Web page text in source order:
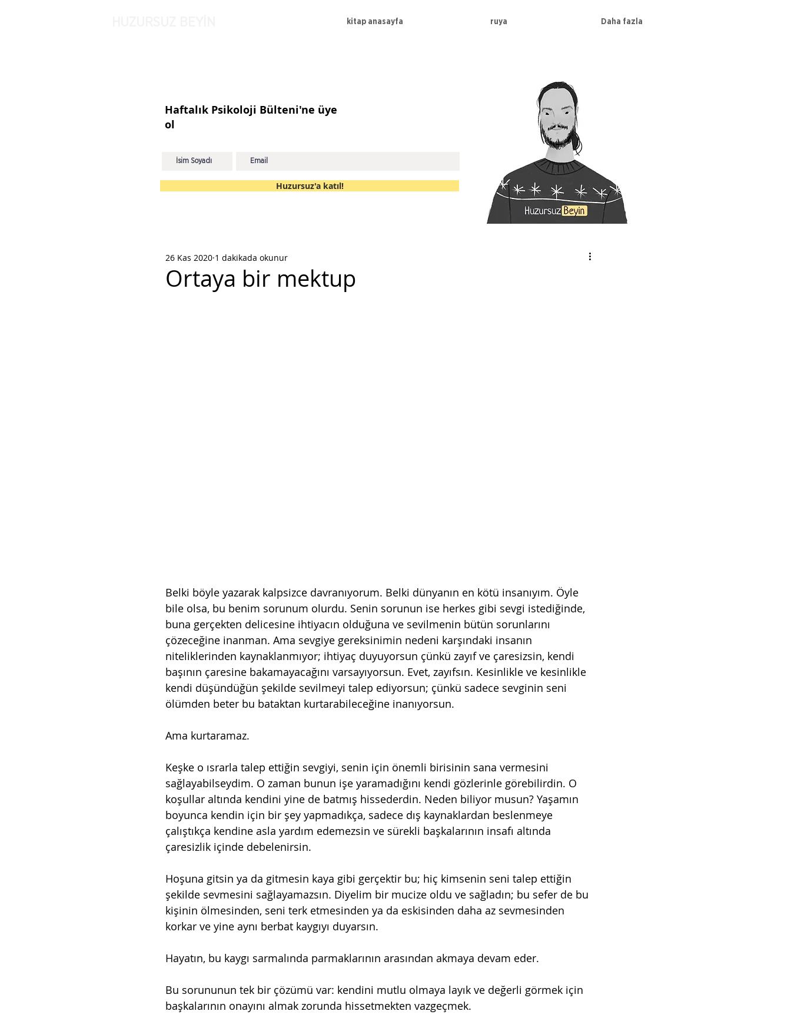
kitap anasayfa ruya Daha fazla
Haftalık Psikoloji Bülteni'ne üye
ol
Huzursuz'a katıl!
Ortaya bir mektup
26 Kas 2020 1 dakikada okunur
Belki böyle yazarak kalpsizce davranıyorum. Belki dünyanın en kötü insanıyım. Öyle
bile olsa, bu benim sorunum olurdu. Senin sorunun ise herkes gibi sevgi istediğinde,
buna gerçekten delicesine ihtiyacın olduğuna ve sevilmenin bütün sorunlarını
çözeceğine inanman. Ama sevgiye gereksinimin nedeni karşındaki insanın
niteliklerinden kaynaklanmıyor; ihtiyaç duyuyorsun çünkü zayıf ve çaresizsin, kendi
başının çaresine bakamayacağını varsayıyorsun. Evet, zayıfsın. Kesinlikle ve kesinlikle
kendi düşündüğün şekilde sevilmeyi talep ediyorsun; çünkü sadece sevginin seni
ölümden beter bu bataktan kurtarabileceğine inanıyorsun.
Ama kurtaramaz.
Keşke o ısrarla talep ettiğin sevgiyi, senin için önemli birisinin sana vermesini
sağlayabilseydim. O zaman bunun işe yaramadığını kendi gözlerinle görebilirdin. O
koşullar altında kendini yine de batmış hissederdin. Neden biliyor musun? Yaşamın
boyunca kendin için bir şey yapmadıkça, sadece dış kaynaklardan beslenmeye
çalıştıkça kendine asla yardım edemezsin ve sürekli başkalarının insafı altında
çaresizlik içinde debelenirsin.
Hoşuna gitsin ya da gitmesin kaya gibi gerçektir bu; hiç kimsenin seni talep ettiğin
şekilde sevmesini sağlayamazsın. Diyelim bir mucize oldu ve sağladın; bu sefer de bu
kişinin ölmesinden, seni terk etmesinden ya da eskisinden daha az sevmesinden
korkar ve yine aynı berbat kaygıyı duyarsın.
Hayatın, bu kaygı sarmalında parmaklarının arasından akmaya devam eder.
Bu sorununun tek bir çözümü var: kendini mutlu olmaya layık ve değerli görmek için
başkalarının onayını almak zorunda hissetmekten vazgeçmek.